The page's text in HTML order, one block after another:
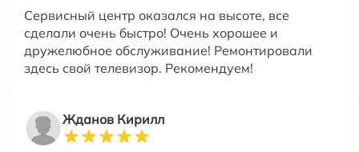
Сервисный центр оказался на высоте, все
сделали очень быстро! Очень хорошее и
дружелюбное обслуживание! Ремонтировали
здесь свой телевизор. Рекомендуем!
Жданов Кирилл